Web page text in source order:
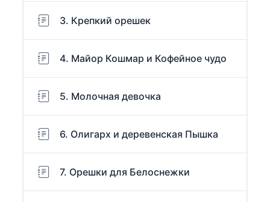
3. Крепкий орешек
4. Майор Кошмар и Кофейное чудо
5. Молочная девочка
6. Олигарх и деревенская Пышка
7. Орешки для Белоснежки